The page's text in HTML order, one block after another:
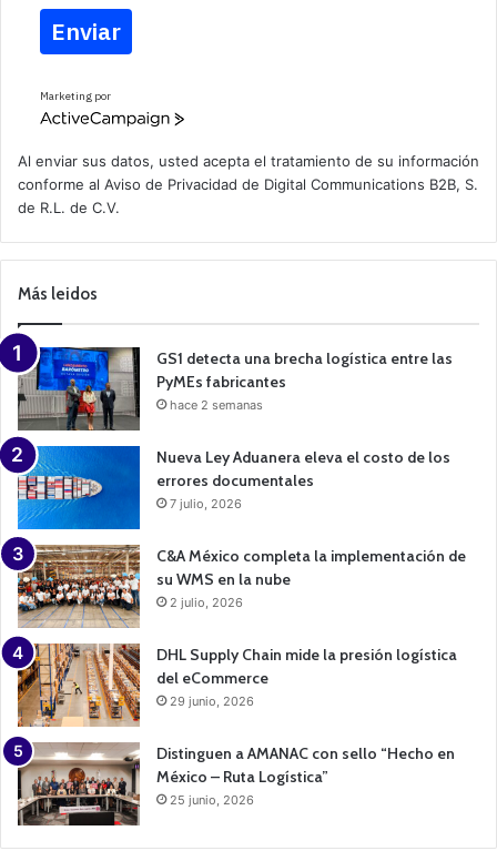
Enviar
Marketing por
A
v
e
a
m
a
n
Al enviar sus datos, usted acepta el tratamiento de su información
conforme al Aviso de Privacidad de Digital Communications B2B, S.
de R.L. de C.V.
Más leidos
GS1 detecta una brecha logística entre las
PyMEs fabricantes
hace 2 semanas
Nueva Ley Aduanera eleva el costo de los
errores documentales
7 julio, 2026
C&A México completa la implementación de
su WMS en la nube
2 julio, 2026
DHL Supply Chain mide la presión logística
del eCommerce
29 junio, 2026
Distinguen a AMANAC con sello “Hecho en
México – Ruta Logística”
25 junio, 2026